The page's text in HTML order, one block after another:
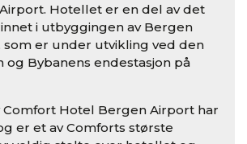
Hotellet er en del av det
i utbyggingen av Bergen
som er under utvikling ved den
og Bybanens endestasjon på
Comfort Hotel Bergen Airport har
er et av Comforts største